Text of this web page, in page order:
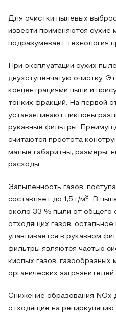
Для очистки пылевых
извести применяются сухие
подразумевает технология
При эксплуатации сухих
двухступенчатую очистку.
концентрациями пыли и
тонких фракций. На первой
устанавливают циклоны
рукавные фильтры.
считаются простота
малые габаритны, размеры,
расходы.
Запыленность газов,
составляет до 1,5 г/м3 . В
около 33 % пыли от общего
отходящих газов, остальное
улавливается в рукавном
фильтры являются частью
кислых газов, газообразных
органических загрязнителей.
Снижение образования NOх
отходящие на